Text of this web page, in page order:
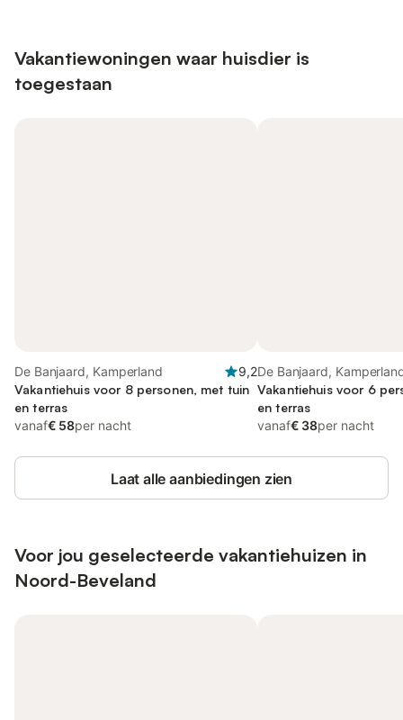
Vakantiewoningen waar huisdier is
toegestaan
De Banjaard, Kamperland
9,2
Vakantiehuis voor 8 personen, met tuin
en terras
vanaf€ 58per nacht
De Banjaard,
Vakantiehuis voor 6
en terras
vanaf€ 38per nacht
Laat alle aanbiedingen zien
Voor jou geselecteerde vakantiehuizen in
Noord-Beveland